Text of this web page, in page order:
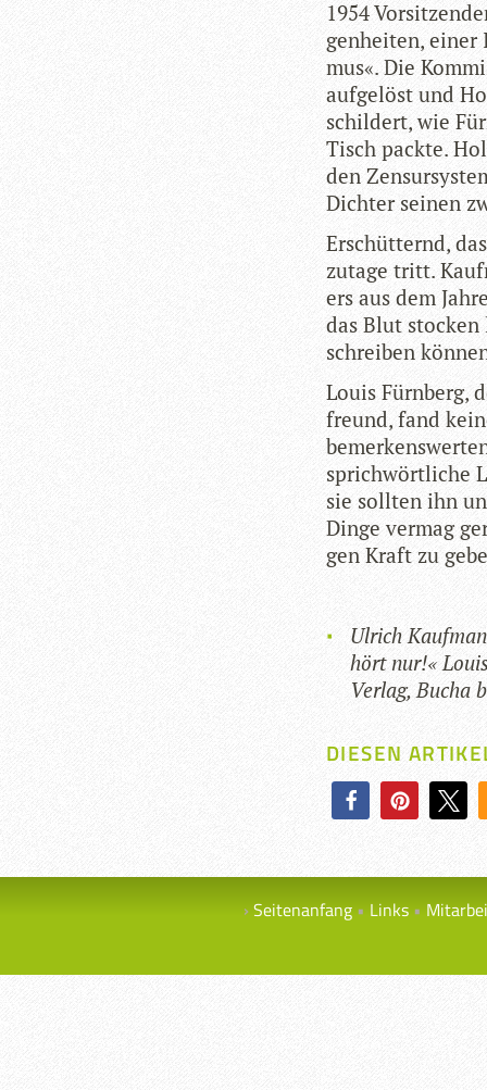
1954
gen­hei­ten,
mus«. Die
auf­ge­löst und
schil­dert, wie
Tisch packte.
den
Dich­ter sei­nen
Erschüt­ternd,
zutage tritt.
ers aus dem
das Blut sto­cken
schrei­ben
Louis Fürn­berg,
freund, fand
sprich­wört­li­che
sie soll­ten ihn
Dinge ver­mag
gen Kraft zu
Ulrich
hört nur!«
Ver­lag,Bucha
DIESEN
Seitenanfang Links